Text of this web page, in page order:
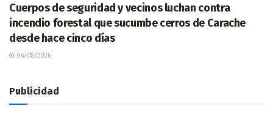
Cuerpos de seguridad y vecinos luchan contra
incendio forestal que sucumbe cerros de Carache
desde hace cinco días
06/08/2026
Publicidad